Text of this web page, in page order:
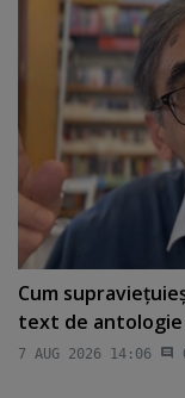
Cum
text de
7 AUG 2026 14:06